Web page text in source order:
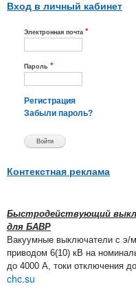
Вход в личный кабинет
Электронная почта *
Пароль *
Регистрация
Забыли пароль?
Контекстная реклама
Быстродействующий
для БАВР
Вакуумные выключатели с э/м
приводом 6(10) кВ на
до 4000 А, токи отключения
chc.su